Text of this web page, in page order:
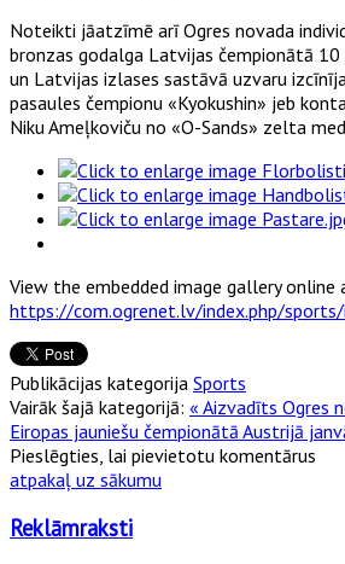
Noteikti jāatzīmē arī Ogres novada
bronzas godalga Latvijas čempionātā
un Latvijas izlases sastāvā uzvaru
pasaules čempionu «Kyokushin» jeb
Niku Ameļkoviču no «O-Sands» zelta
View the embedded image gallery online
https://com.ogrenet.lv/index.php/
Publikācijas kategorija Sports
Vairāk šajā kategorijā: « Aizvadīts Ogres
Eiropas jauniešu čempionātā Austrijā
Pieslēgties, lai pievietotu komentārus
atpakaļ uz sākumu
Reklāmraksti